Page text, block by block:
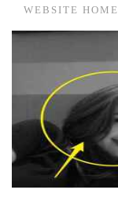
WEBSITE HOME